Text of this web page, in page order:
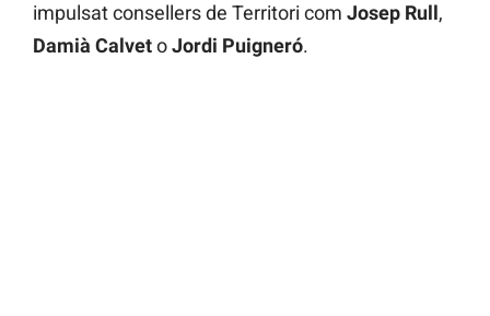
impulsat consellers de Territori com Josep Rull,
Damià CalvetoJordi Puigneró.